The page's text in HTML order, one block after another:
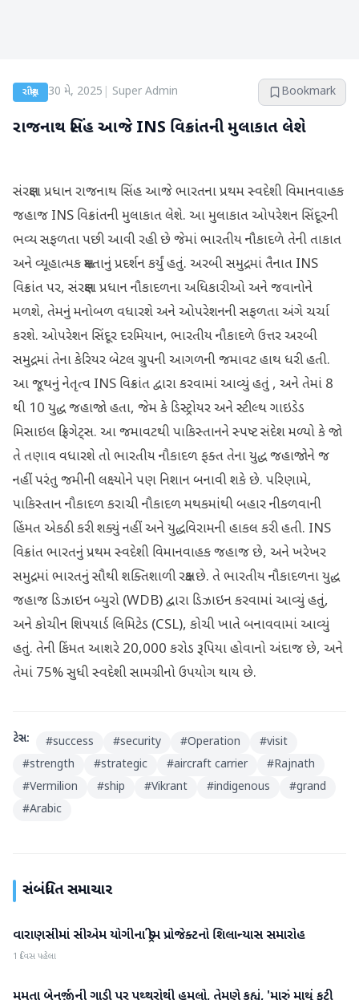
રાષ્ટ્રીય 30 મે, 2025 Super Admin Bookmark
રાજનાથ સિંહ આજે INS વિક્રાંતની મુલાકાત લેશે
સંરક્ષણ પ્રધાન રાજનાથ સિંહ આજે ભારતના પ્રથમ સ્વદેશી વિમાનવાહક
જહાજ INS વિક્રાંતની મુલાકાત લેશે. આ મુલાકાત ઓપરેશન સિંદૂરની
ભવ્ય સફળતા પછી આવી રહી છે જેમાં ભારતીય નૌકાદળે તેની તાકાત
અને વ્યૂહાત્મક ક્ષમતાનું પ્રદર્શન કર્યું હતું. અરબી સમુદ્રમાં તૈનાત INS
વિક્રાંત પર, સંરક્ષણ પ્રધાન નૌકાદળના અધિકારીઓ અને જવાનોને
મળશે, તેમનું મનોબળ વધારશે અને ઓપરેશનની સફળતા અંગે ચર્ચા
કરશે. ઓપરેશન સિંદૂર દરમિયાન, ભારતીય નૌકાદળે ઉત્તર અરબી
સમુદ્રમાં તેના કેરિયર બેટલ ગ્રુપની આગળની જમાવટ હાથ ધરી હતી.
આ જૂથનું નેતૃત્વ INS વિક્રાંત દ્વારા કરવામાં આવ્યું હતું , અને તેમાં 8
થી 10 યુદ્ધ જહાજો હતા, જેમ કે ડિસ્ટ્રોયર અને સ્ટીલ્થ ગાઇડેડ
મિસાઇલ ફ્રિગેટ્સ. આ જમાવટથી પાકિસ્તાનને સ્પષ્ટ સંદેશ મળ્યો કે જો
તે તણાવ વધારશે તો ભારતીય નૌકાદળ ફક્ત તેના યુદ્ધ જહાજોને જ
નહીં પરંતુ જમીની લક્ષ્યોને પણ નિશાન બનાવી શકે છે. પરિણામે,
પાકિસ્તાન નૌકાદળ કરાચી નૌકાદળ મથકમાંથી બહાર નીકળવાની
હિંમત એકઠી કરી શક્યું નહીં અને યુદ્ધવિરામની હાકલ કરી હતી. INS
વિક્રાંત ભારતનું પ્રથમ સ્વદેશી વિમાનવાહક જહાજ છે, અને ખરેખર
સમુદ્રમાં ભારતનું સૌથી શક્તિશાળી રક્ષક છે. તે ભારતીય નૌકાદળના યુદ્ધ
જહાજ ડિઝાઇન બ્યુરો (WDB) દ્વારા ડિઝાઇન કરવામાં આવ્યું હતું,
અને કોચીન શિપયાર્ડ લિમિટેડ (CSL), કોચી ખાતે બનાવવામાં આવ્યું
હતું. તેની કિંમત આશરે 20,000 કરોડ રૂપિયા હોવાનો અંદાજ છે, અને
તેમાં 75% સુધી સ્વદેશી સામગ્રીનો ઉપયોગ થાય છે.
ટેગ્સ: #success #security #Operation #visit
#strength #strategic #aircraft carrier #Rajnath
#Vermilion #ship #Vikrant #indigenous #grand
#Arabic
સંબંધિત સમાચાર
રાષ્ટ્રીય
વારાણસીમાં સીએમ યોગીના ડ્રીમ પ્રોજેક્ટનો શિલાન્યાસ સમારોહ
1 દિવસ પહેલા
રાષ્ટ્રીય